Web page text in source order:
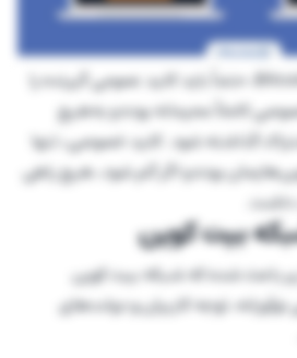
برای انتقال و یا دریافت Bitcoin، حتماً باید کلید عمومی گیرنده را
کاملاً محرمانه بوده و به‌هیچ
گذاشته شود. کلید خصوصی، تنها
بوده و اگر گم شود، هیچ راهی
داشت.
بیت کوین
باعث شده که شبکه بیت کوین
توجه کاربران و دولت‌های